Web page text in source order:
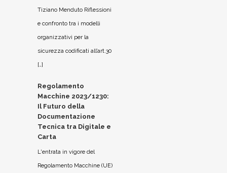
Tiziano Menduto Riflessioni
e confronto tra i modelli
organizzativi per la
sicurezza codificati all’art.30
[…]
Regolamento
Macchine 2023/1230:
Il Futuro della
Documentazione
Tecnica tra Digitale e
Carta
L'entrata in vigore del
Regolamento Macchine (UE)